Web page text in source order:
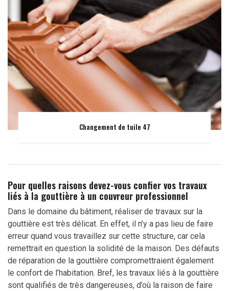
Changement de tuile 47
Pour quelles raisons devez-vous confier vos travaux
liés à la gouttière à un couvreur professionnel
Dans le domaine du bâtiment, réaliser de travaux sur la
gouttière est très délicat. En effet, il n’y a pas lieu de faire
erreur quand vous travaillez sur cette structure, car cela
remettrait en question la solidité de la maison. Des défauts
de réparation de la gouttière compromettraient également
le confort de l’habitation. Bref, les travaux liés à la gouttière
sont qualifiés de très dangereuses, d’où la raison de faire